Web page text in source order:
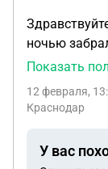
ночью
автомобиле
Сотрудник
заявление
Показать
12 февраля,
Краснодар
У вас